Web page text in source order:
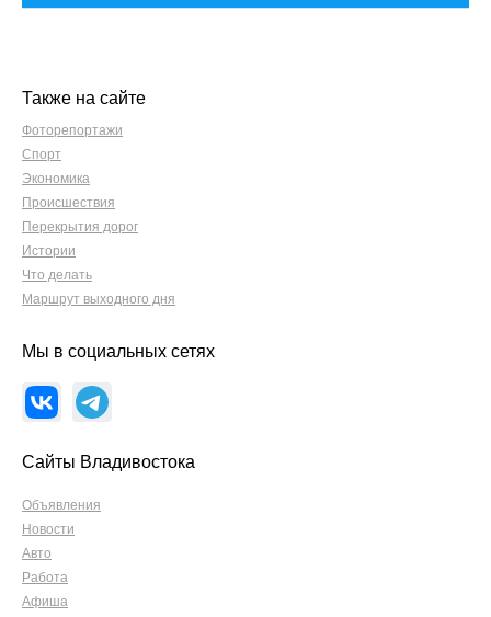
Также на сайте
Фоторепортажи
Спорт
Экономика
Происшествия
Перекрытия дорог
Истории
Что делать
Маршрут выходного дня
Мы в социальных сетях
Сайты Владивостока
Объявления
Новости
Авто
Работа
Афиша